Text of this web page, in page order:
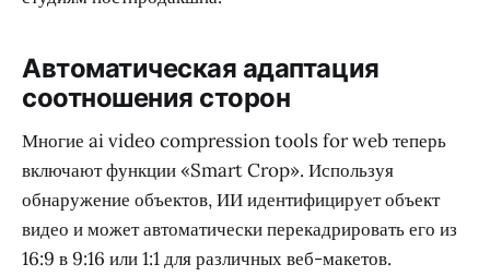
Автоматическая адаптация
соотношения сторон
Многие ai video compression tools for web теперь
включают функции «Smart Crop». Используя
обнаружение объектов, ИИ идентифицирует объект
видео и может автоматически перекадрировать его из
16:9 в 9:16 или 1:1 для различных веб-макетов.